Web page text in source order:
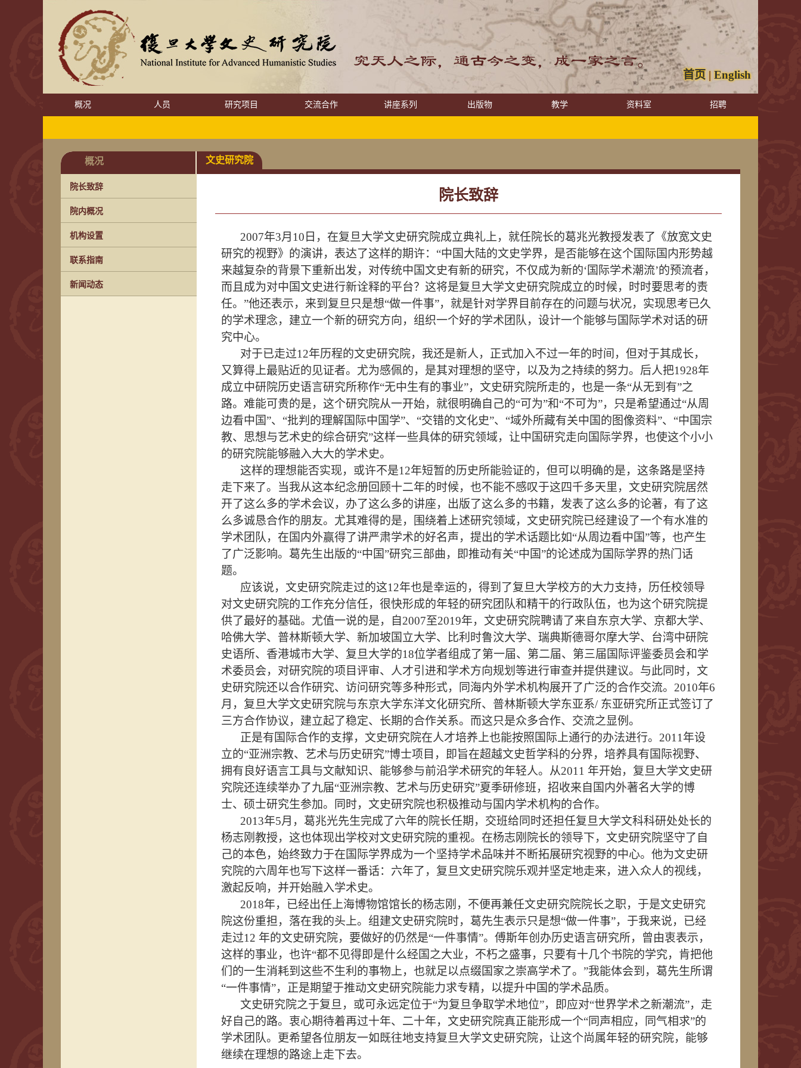
首页 |English
概况 人员 研究项目 交流合作 讲座系列 出版物 教学 资料室 招聘
概况
院长致辞
院内概况
机构设置
联系指南
新闻动态
文史研究院
院长致辞
2007年3月 10 日，在复旦大学文史研究院成立典礼上，就任院长的葛兆光教授发表了《放宽文史
研究的视野》的演讲，表达了这样的期许：“中国大陆的文史学界，是否能够在这个国际国内形势越
来越复杂的背景下重新出发，对传统中国文史有新的研究，不仅成为新的‘国际学术潮流’的预流者，
而且成为对中国文史进行新诠释的平台？这将是复旦大学文史研究院成立的时候，时时要思考的责
任。”他还表示，来到复旦只是想“做一件事”，就是针对学界目前存在的问题与状况，实现思考已久
的学术理念，建立一个新的研究方向，组织一个好的学术团队，设计一个能够与国际学术对话的研
究中心。
对于已走过12年历程的文史研究院，我还是新人，正式加入不过一年的时间，但对于其成长，
又算得上最贴近的见证者。尤为感佩的，是其对理想的坚守，以及为之持续的努力。后人把1928年
成立中研院历史语言研究所称作“无中生有的事业”，文史研究院所走的，也是一条“从无到有”之
路。难能可贵的是，这个研究院从一开始，就很明确自己的“可为”和“不可为”，只是希望通过“从周
边看中国”、“批判的理解国际中国学”、“交错的文化史”、“域外所藏有关中国的图像资料”、“中国宗
教、思想与艺术史的综合研究”这样一些具体的研究领域，让中国研究走向国际学界，也使这个小小
的研究院能够融入大大的学术史。
这样的理想能否实现，或许不是12年短暂的历史所能验证的，但可以明确的是，这条路是坚持
走下来了。当我从这本纪念册回顾十二年的时候，也不能不感叹于这四千多天里，文史研究院居然
开了这么多的学术会议，办了这么多的讲座，出版了这么多的书籍，发表了这么多的论著，有了这
么多诚恳合作的朋友。尤其难得的是，围绕着上述研究领域，文史研究院已经建设了一个有水准的
学术团队，在国内外赢得了讲严肃学术的好名声，提出的学术话题比如“从周边看中国”等，也产生
了广泛影响。葛先生出版的“中国”研究三部曲，即推动有关“中国”的论述成为国际学界的热门话
题。
应该说，文史研究院走过的这12年也是幸运的，得到了复旦大学校方的大力支持，历任校领导
对文史研究院的工作充分信任，很快形成的年轻的研究团队和精干的行政队伍，也为这个研究院提
供了最好的基础。尤值一说的是，自 2007至2019年，文史研究院聘请了来自东京大学、京都大学、
哈佛大学、普林斯顿大学、新加坡国立大学、比利时鲁汶大学、瑞典斯德哥尔摩大学、台湾中研院
史语所、香港城市大学、复旦大学的18位学者组成了第一届、第二届、第三届国际评鉴委员会和学
术委员会，对研究院的项目评审、人才引进和学术方向规划等进行审查并提供建议。与此同时，文
史研究院还以合作研究、访问研究等多种形式，同海内外学术机构展开了广泛的合作交流。 2010年6
月，复旦大学文史研究院与东京大学东洋文化研究所、普林斯顿大学东亚系/ 东亚研究所正式签订了
三方合作协议，建立起了稳定、长期的合作关系。而这只是众多合作、交流之显例。
正是有国际合作的支撑，文史研究院在人才培养上也能按照国际上通行的办法进行。 2011 年设
立的“亚洲宗教、艺术与历史研究”博士项目，即旨在超越文史哲学科的分界，培养具有国际视野、
拥有良好语言工具与文献知识、能够参与前沿学术研究的年轻人。从2011 年开始，复旦大学文史研
究院还连续举办了九届“亚洲宗教、艺术与历史研究”夏季研修班，招收来自国内外著名大学的博
士、硕士研究生参加。同时，文史研究院也积极推动与国内学术机构的合作。
2013年5月，葛兆光先生完成了六年的院长任期，交班给同时还担任复旦大学文科科研处处长的
杨志刚教授，这也体现出学校对文史研究院的重视。在杨志刚院长的领导下，文史研究院坚守了自
己的本色，始终致力于在国际学界成为一个坚持学术品味并不断拓展研究视野的中心。他为文史研
究院的六周年也写下这样一番话：六年了，复旦文史研究院乐观并坚定地走来，进入众人的视线，
激起反响，并开始融入学术史。
2018年，已经出任上海博物馆馆长的杨志刚，不便再兼任文史研究院院长之职，于是文史研究
院这份重担，落在我的头上。组建文史研究院时，葛先生表示只是想“做一件事”，于我来说，已经
走过12 年的文史研究院，要做好的仍然是“一件事情”。傅斯年创办历史语言研究所，曾由衷表示，
这样的事业，也许“都不见得即是什么经国之大业，不朽之盛事，只要有十几个书院的学究，肯把他
们的一生消耗到这些不生利的事物上，也就足以点缀国家之崇高学术了。”我能体会到，葛先生所谓
“一件事情”，正是期望于推动文史研究院能力求专精，以提升中国的学术品质。
文史研究院之于复旦，或可永远定位于“为复旦争取学术地位”，即应对“世界学术之新潮流”，走
好自己的路。衷心期待着再过十年、二十年，文史研究院真正能形成一个“同声相应，同气相求”的
学术团队。更希望各位朋友一如既往地支持复旦大学文史研究院，让这个尚属年轻的研究院，能够
继续在理想的路途上走下去。